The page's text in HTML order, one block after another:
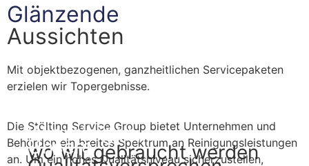
Glänzende
Aussichten
Mit objektbezogenen, ganzheitlichen Servicepaketen
erzielen wir Topergebnisse.
Die Stölting Service Group bietet Unternehmen und
Behörden ein breites Spektrum an Reinigungsleistungen
an. Um ein hohes Qualitätsniveau sicherzustellen,
Wir reinigen,
wo wir gebraucht werden
Unsere